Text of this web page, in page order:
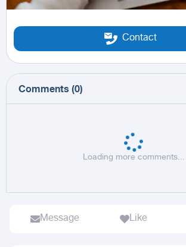
Contact
Comments (0)
Loading more comments...
Message Like